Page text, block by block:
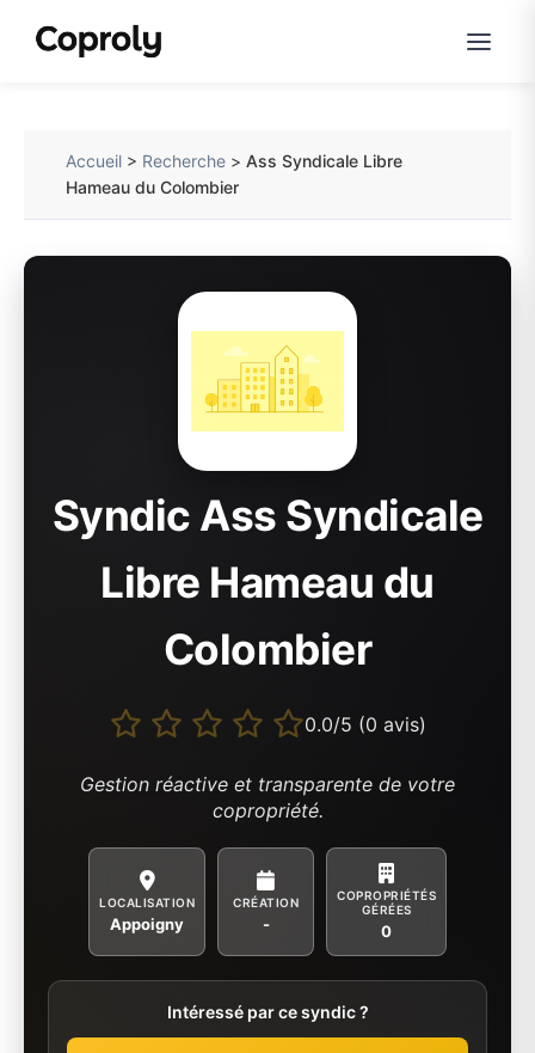
Accueil > Recherche >Ass Syndicale Libre
Hameau du Colombier
Syndic Ass Syndicale
Libre Hameau du
Colombier
0.0/5 (0 avis)
Gestion réactive et transparente de votre
copropriété.
LOCALISATION
Appoigny
CRÉATION
-
COPROPRIÉTÉS
GÉRÉES
0
Intéressé par ce syndic ?